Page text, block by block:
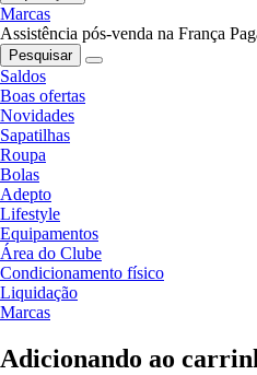
Marcas
Assistência pós-venda na França
Pesquisar
Saldos
Boas ofertas
Novidades
Sapatilhas
Roupa
Bolas
Adepto
Lifestyle
Equipamentos
Área do Clube
Condicionamento físico
Liquidação
Marcas
Adicionando ao